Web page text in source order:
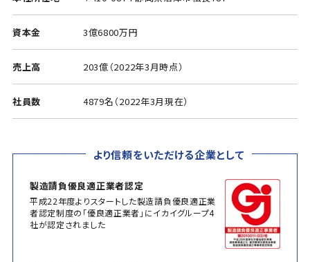
資本金 3億6800万円
売上高 203億（2022年3月時点）
社員数 4879名（2022年3月現在）
より信頼をいただける企業として
製造請負優良適正業者認定
平成22年度よりスタートした製造請負優良適正業
者認定制度の「優良適正業者」にイカイグループ4
社が認定されました